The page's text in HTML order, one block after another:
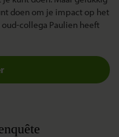
doen om je impact op het
collega Paulien heeft